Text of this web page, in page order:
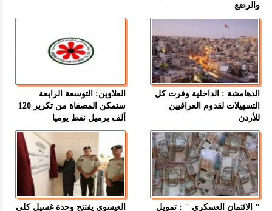
والرضع
الدهامشة : الداخلية وفرت كل
التسهيلات لقدوم العراقيين
للأردن
العلاوين: التوسعة الرابعة
ستمكن المصفاة من تكرير 120
ألف برميل نفط يوميا
" الائتمان العسكري " : تمويل العيسوي يفتتح وحدة غسيل كلى